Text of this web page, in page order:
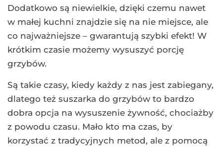
Dodatkowo są niewielkie, dzięki czemu nawet
w małej kuchni znajdzie się na nie miejsce, ale
co najważniejsze – gwarantują szybki efekt! W
krótkim czasie możemy wysuszyć porcję
grzybów.
Są takie czasy, kiedy każdy z nas jest zabiegany,
dlatego też suszarka do grzybów to bardzo
dobra opcja na wysuszenie żywność, chociażby
z powodu czasu. Mało kto ma czas, by
korzystać z tradycyjnych metod, ale z pomocą